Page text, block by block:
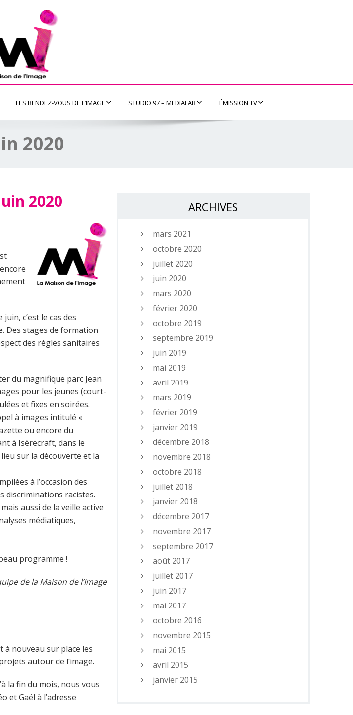
LES RENDEZ-VOUS DE L’IMAGE STUDIO 97 – MEDIALAB ÉMISSION TV
2020
2020
c’est le cas des
Des stages de formation
des règles sanitaires
du magnifique parc Jean
pour les jeunes (court-
et fixes en soirées.
à images intitulé «
ou encore du
à Isèrecraft, dans le
sur la découverte et la
à l’occasion des
discriminations racistes.
aussi de la veille active
médiatiques,
programme !
de la Maison de l’Image
à nouveau sur place les
autour de l’image.
la fin du mois, nous vous
et Gaël à l’adresse
ARCHIVES
mars 2021
octobre 2020
juillet 2020
juin 2020
mars 2020
février 2020
octobre 2019
septembre 2019
juin 2019
mai 2019
avril 2019
mars 2019
février 2019
janvier 2019
décembre 2018
novembre 2018
octobre 2018
juillet 2018
janvier 2018
décembre 2017
novembre 2017
septembre 2017
août 2017
juillet 2017
juin 2017
mai 2017
octobre 2016
novembre 2015
mai 2015
avril 2015
janvier 2015